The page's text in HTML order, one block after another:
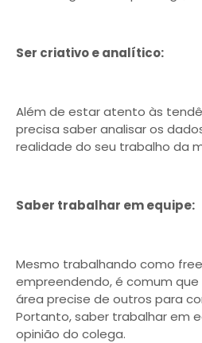
Ser criativo e analítico:
Além de estar atento às
precisa saber analisar os
realidade do seu trabalho da
Saber trabalhar em equipe:
Mesmo trabalhando como
empreendendo, é comum
área precise de outros para
Portanto, saber trabalhar em
opinião do colega.